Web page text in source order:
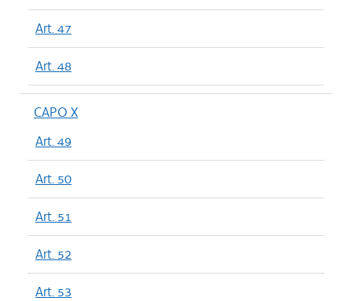
Art. 47
Art. 48
CAPO X
Art. 49
Art. 50
Art. 51
Art. 52
Art. 53